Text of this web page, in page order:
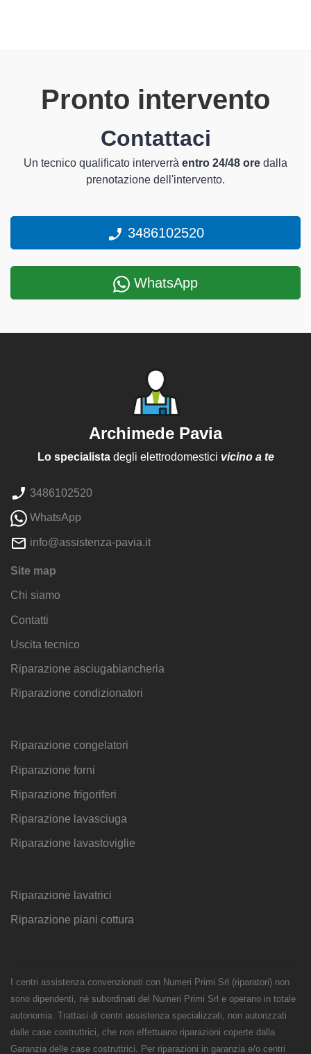
Pronto intervento
Contattaci
Un tecnico qualificato interverrà entro 24/48 ore dalla
prenotazione dell'intervento.
3486102520
WhatsApp
Archimede Pavia
Lo specialistadegli elettrodomestici vicino a te
3486102520
WhatsApp
info@assistenza-pavia.it
Site map
Chi siamo
Contatti
Uscita tecnico
Riparazione asciugabiancheria
Riparazione condizionatori
Riparazione congelatori
Riparazione forni
Riparazione frigoriferi
Riparazione lavasciuga
Riparazione lavastoviglie
Riparazione lavatrici
Riparazione piani cottura
I centri assistenza convenzionati con Numeri Primi Srl (riparatori) non
sono dipendenti, né subordinati del Numeri Primi Srl e operano in totale
autonomia. Trattasi di centri assistenza specializzati, non autorizzati
dalle case costruttrici, che non effettuano riparazioni coperte dalla
Garanzia delle case costruttrici. Per riparazioni in garanzia e/o centri